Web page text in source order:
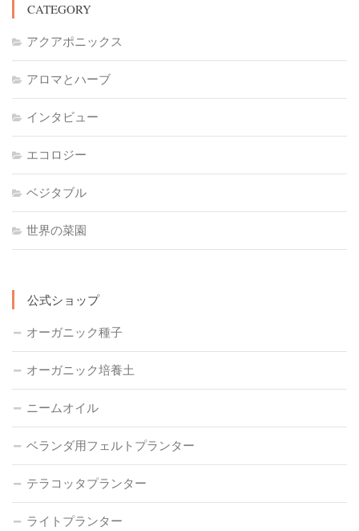
CATEGORY
アクアポニックス
アロマとハーブ
インタビュー
エコロジー
ベジタブル
世界の菜園
公式ショップ
オーガニック種子
オーガニック培養土
ニームオイル
ベランダ用フェルトプランター
テラコッタプランター
ライトプランター